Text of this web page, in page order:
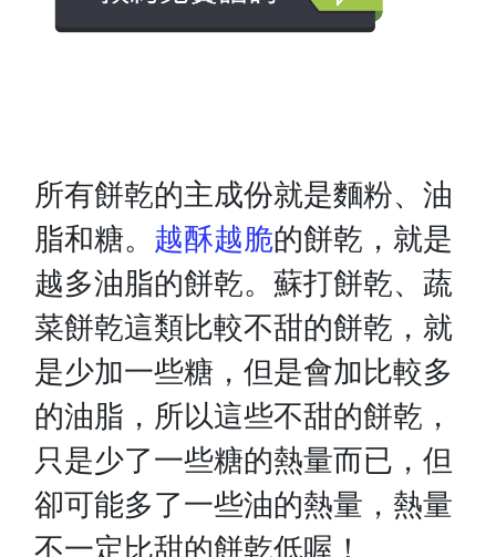
所有餅乾的主成份就是麵粉、油
脂和糖。 越酥越脆的餅乾，就是
越多油脂的餅乾。蘇打餅乾、蔬
菜餅乾這類比較不甜的餅乾，就
是少加一些糖，但是會加比較多
的油脂，所以這些不甜的餅乾，
只是少了一些糖的熱量而已，但
卻可能多了一些油的熱量，熱量
不一定比甜的餅乾低喔！